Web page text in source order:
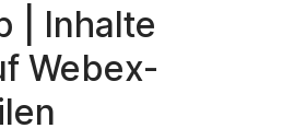
| Inhalte
Webex-